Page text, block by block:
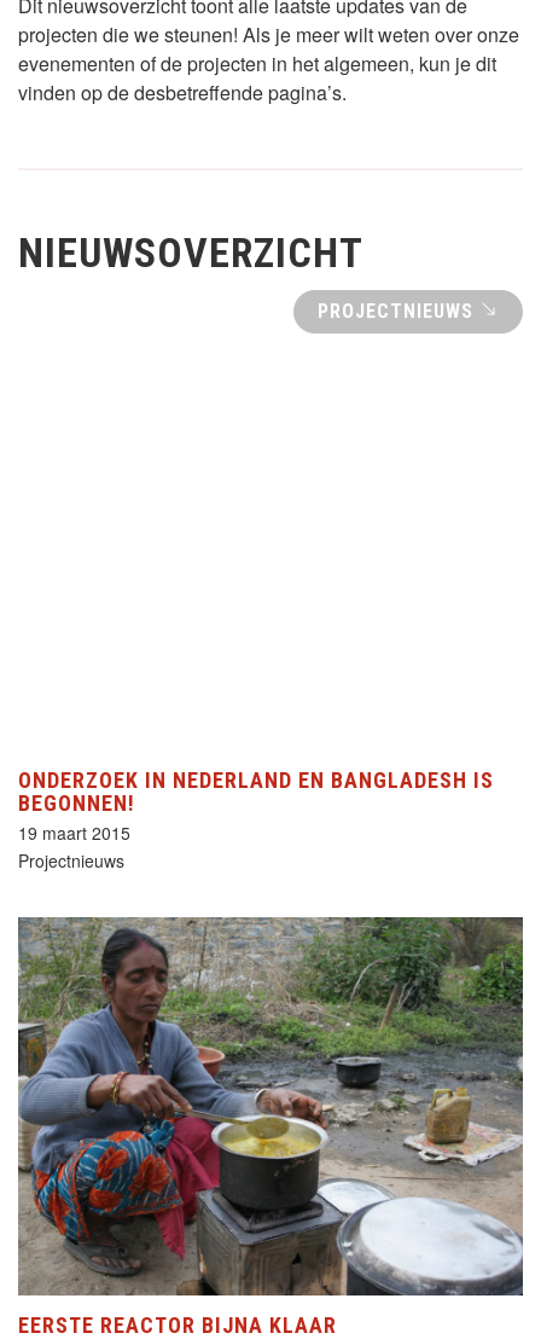
Dit nieuwsoverzicht toont alle laatste updates van de
projecten die we steunen! Als je meer wilt weten over onze
evenementen of de projecten in het algemeen, kun je dit
vinden op de desbetreffende pagina’s.
NIEUWSOVERZICHT
PROJECTNIEUWS
ONDERZOEK IN NEDERLAND EN BANGLADESH IS
BEGONNEN!
19 maart 2015
Projectnieuws
EERSTE REACTOR BIJNA KLAAR